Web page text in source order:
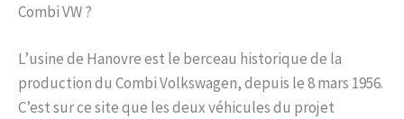
Combi VW ?
L’usine de Hanovre est le berceau historique de la
production du Combi Volkswagen, depuis le 8 mars 1956.
C’est sur ce site que les deux véhicules du projet